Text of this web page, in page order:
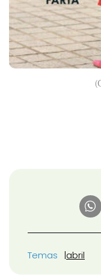
Temas abril